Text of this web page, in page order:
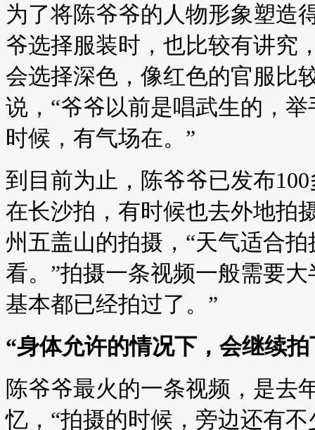
为了将陈爷爷的人物形象塑造
爷选择服装时，也比较有讲究
会选择深色，像红色的官服比
说，“爷爷以前是唱武生的，
时候，有气场在。”
到目前为止，陈爷爷已发布
在长沙拍，有时候也去外地拍
州五盖山的拍摄，“天气适合
看。”拍摄一条视频一般需要
基本都已经拍过了。”
“身体允许的情况下，会继续拍
陈爷爷最火的一条视频，是去
忆，“拍摄的时候，旁边还有